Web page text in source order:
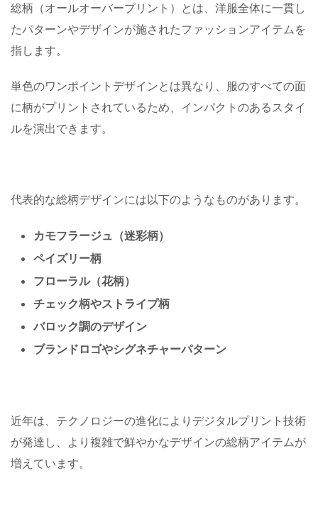
総柄（オールオーバープリント）とは、洋服全体に一貫し
たパターンやデザインが施されたファッションアイテムを
指します。
単色のワンポイントデザインとは異なり、服のすべての面
に柄がプリントされているため、インパクトのあるスタイ
ルを演出できます。
代表的な総柄デザインには以下のようなものがあります。
カモフラージュ（迷彩柄）
ペイズリー柄
フローラル（花柄）
チェック柄やストライプ柄
バロック調のデザイン
ブランドロゴやシグネチャーパターン
近年は、テクノロジーの進化によりデジタルプリント技術
が発達し、より複雑で鮮やかなデザインの総柄アイテムが
増えています。